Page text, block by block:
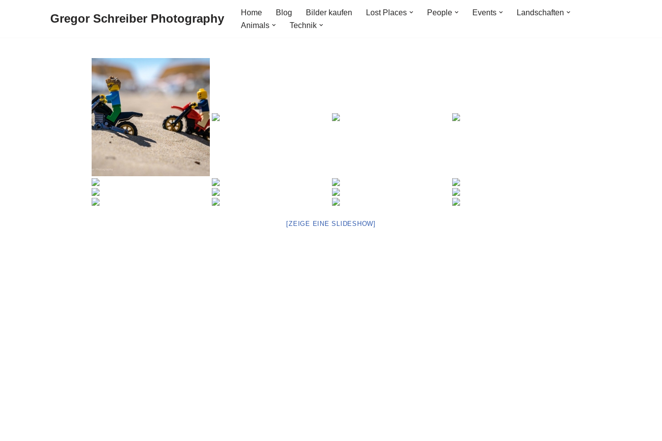
Gregor Schreiber Photography Home Blog Bilder kaufen Lost Places People Events
Landschaften
Animals
Technik
[ZEIGE EINE SLIDESHOW]